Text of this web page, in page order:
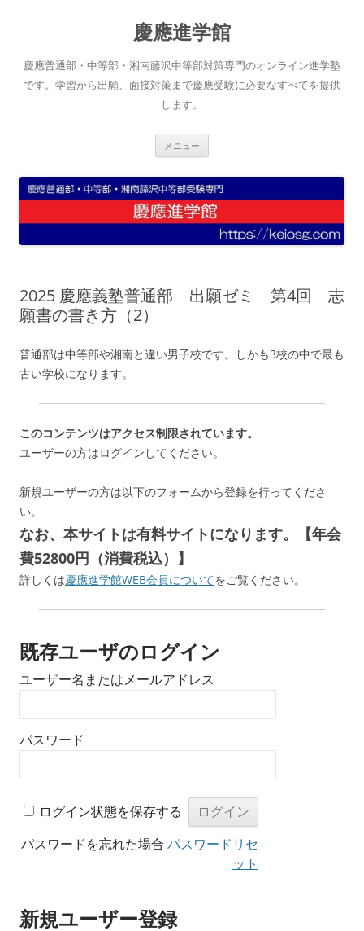
へ
ス
キ
慶應進学館
慶應普通部・中等部・湘南藤沢中等部対策専門のオンライン進学塾
です。学習から出願、面接対策まで慶應受験に必要なすべてを提供
します。
メニュー
2025 慶應義塾普通部 出願ゼミ 第4回 志
願書の書き方（2）
普通部は中等部や湘南と違い男子校です。しかも3校の中で最も
古い学校になります。
このコンテンツはアクセス制限されています。
ユーザーの方はログインしてください。
新規ユーザーの方は以下のフォームから登録を行ってくださ
い。
なお、本サイトは有料サイトになります。【年会
費52800円（消費税込）】
詳しくは慶應進学館WEB会員についてをご覧ください。
既存ユーザのログイン
ユーザー名またはメールアドレス
パスワード
ログイン状態を保存する
パスワードを忘れた場合 パスワードリセ
ット
新規ユーザー登録